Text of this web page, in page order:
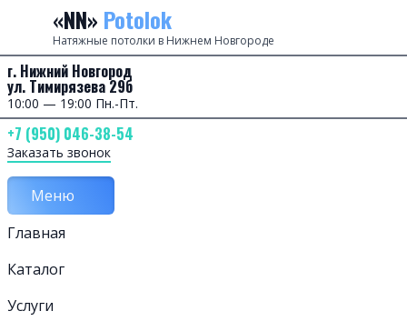
Перейти к содержанию
«NN» Potolok
Натяжные потолки в Нижнем Новгороде
г. Нижний Новгород
ул. Тимирязева 29б
10:00 — 19:00 Пн.-Пт.
+7 (950) 046-38-54
Заказать звонок
Меню
Главная
Каталог
Услуги